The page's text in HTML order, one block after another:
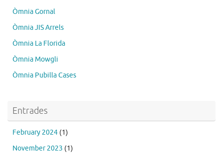
Òmnia Gornal
Òmnia JIS Arrels
Òmnia La Florida
Òmnia Mowgli
Òmnia Pubilla Cases
Entrades
February 2024 (1)
November 2023 (1)